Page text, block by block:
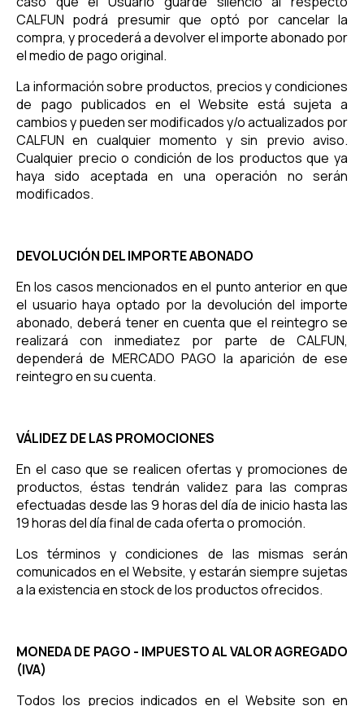
CALFUN podrá presumir que optó por cancelar la
compra, y procederá a devolver el importe abonado por
el medio de pago original.
La información sobre productos, precios y condiciones
de pago publicados en el Website está sujeta a
cambios y pueden ser modificados y/o actualizados por
CALFUN en cualquier momento y sin previo aviso.
Cualquier precio o condición de los productos que ya
haya sido aceptada en una operación no serán
modificados.
DEVOLUCIÓN DEL IMPORTE ABONADO
En los casos mencionados en el punto anterior en que
el usuario haya optado por la devolución del importe
abonado, deberá tener en cuenta que el reintegro se
realizará con inmediatez por parte de CALFUN,
dependerá de MERCADO PAGO la aparición de ese
reintegro en su cuenta.
VÁLIDEZ DE LAS PROMOCIONES
En el caso que se realicen ofertas y promociones de
productos, éstas tendrán validez para las compras
efectuadas desde las 9 horas del día de inicio hasta las
19 horas del día final de cada oferta o promoción.
Los términos y condiciones de las mismas serán
comunicados en el Website, y estarán siempre sujetas
a la existencia en stock de los productos ofrecidos.
MONEDA DE PAGO - IMPUESTO AL VALOR AGREGADO
(IVA)
Todos los precios indicados en el Website son en